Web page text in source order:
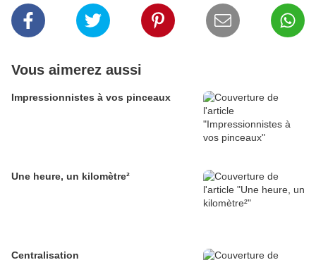
Vous aimerez aussi
Impressionnistes à vos pinceaux
Une heure, un kilomètre²
Centralisation